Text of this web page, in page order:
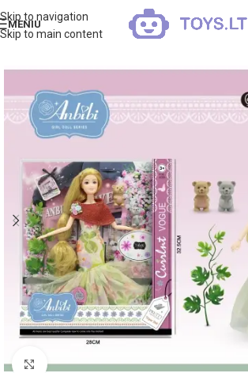
Skip to navigation
Skip to main content
MENIU
Click to enlarge